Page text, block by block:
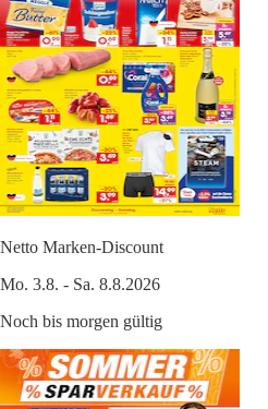
Netto Marken-Discount
Mo. 3.8. - Sa. 8.8.2026
Noch bis morgen gültig